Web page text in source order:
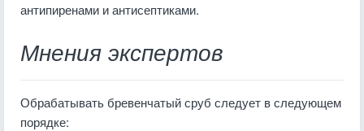
антипиренами и антисептиками.
Мнения экспертов
Обрабатывать бревенчатый сруб следует в следующем
порядке: